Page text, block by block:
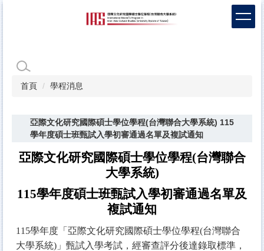
首頁 學程消息
亞際文化研究國際碩士學位學程(台灣聯合大學系統) 115
學年度碩士班甄試入學初審通過名單及複試通知
亞際文化研究國際碩士學位學程(台灣聯合
大學系統)
115學年度碩士班甄試入學初審通過名單及
複試通知
115學年度「亞際文化研究國際碩士學位學程(台灣聯合
大學系統)」甄試入學考試，經審查評分後達錄取標準，